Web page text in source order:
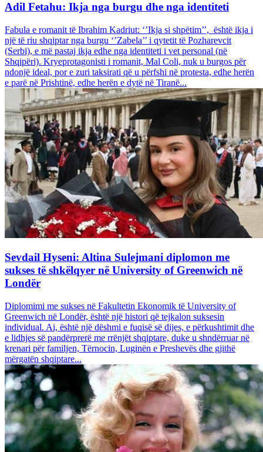
Adil Fetahu: Ikja nga burgu dhe nga identiteti
Fabula e romanit të Ibrahim Kadriut: ‘’Ikja si shpëtim’’, është ikja i
një të riu shqiptar nga burgu ‘’Zabela’’ i qytetit të Pozharevcit
(Serbi), e më pastaj ikja edhe nga identiteti i vet personal (në
Shqipëri). Kryeprotagonisti i romanit, Mal Coli, nuk u burgos për
ndonjë ideal, por e zuri taksirati që u përfshi në protesta, edhe herën
e parë në Prishtinë, edhe herën e dytë në Tiranë...
Sevdail Hyseni: Altina Sulejmani diplomon me
sukses të shkëlqyer në University of Greenwich në
Londër
Diplomimi me sukses në Fakultetin Ekonomik të University of
Greenwich në Londër, është një histori që tejkalon suksesin
individual. Ai, është një dëshmi e fuqisë së dijes, e përkushtimit dhe
e lidhjes së pandërprerë me rrënjët shqiptare, duke u shndërruar në
krenari për familjen, Tërnocin, Luginën e Preshevës dhe gjithë
mërgatën shqiptare...